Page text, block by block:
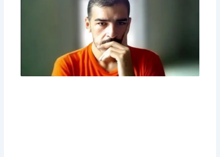
g
e
e
g
e
e
g
e